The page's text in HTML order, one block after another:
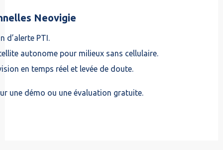
Neovigie
d’alerte PTI.
autonome pour milieux sans cellulaire.
en temps réel et levée de doute.
une démo ou une évaluation gratuite.